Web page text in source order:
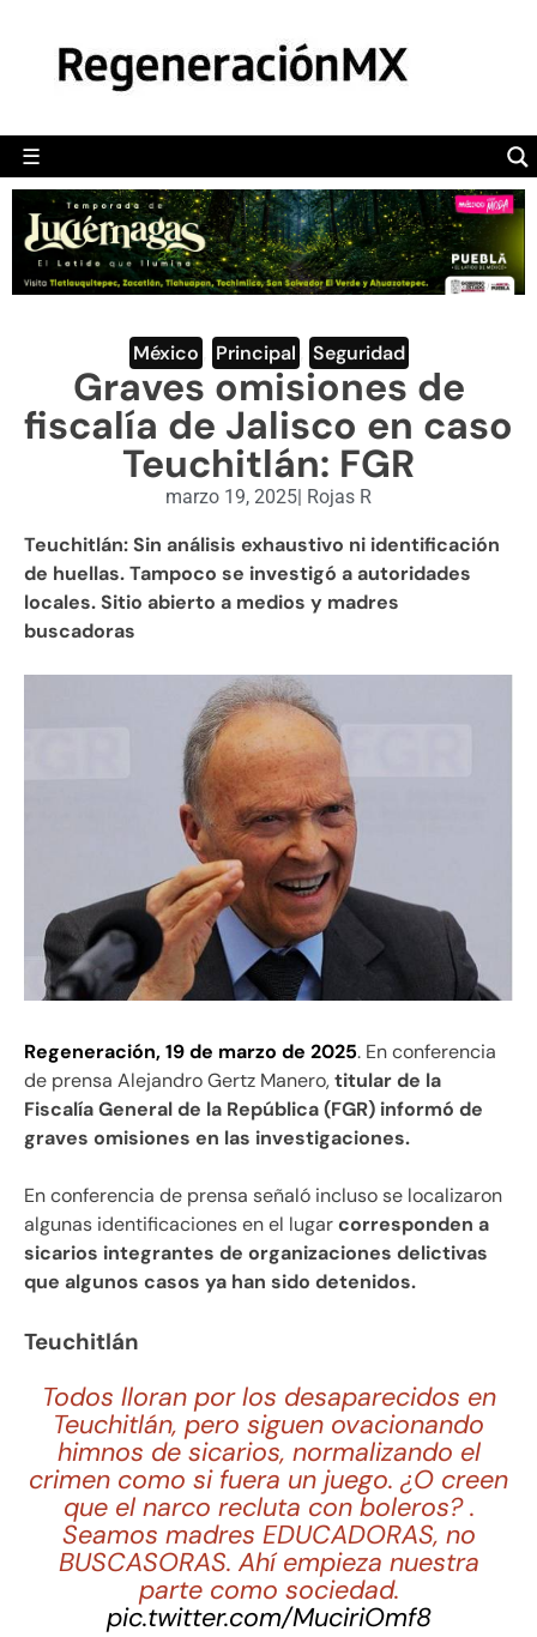
☰
POLÍTICA
CAMALEÓN
OPINIÓN
DEPORTES
ENGLISH SECTION
VIDEOS
México Principal Seguridad
Graves omisiones de
fiscalía de Jalisco en caso
Teuchitlán: FGR
marzo 19, 2025| Rojas R
Teuchitlán: Sin análisis exhaustivo ni identificación
de huellas. Tampoco se investigó a autoridades
locales. Sitio abierto a medios y madres
buscadoras
Regeneración, 19 de marzo de 2025. En conferencia
de prensa Alejandro Gertz Manero,titular de la
Fiscalía General de la República (FGR) informó de
graves omisiones en las investigaciones.
En conferencia de prensa señaló incluso se localizaron
algunas identificaciones en el lugarcorresponden a
sicarios integrantes de organizaciones delictivas
que algunos casos ya han sido detenidos.
Teuchitlán
Todos lloran por los desaparecidos en
Teuchitlán, pero siguen ovacionando
himnos de sicarios, normalizando el
crimen como si fuera un juego. ¿O creen
que el narco recluta con boleros? .
Seamos madres EDUCADORAS, no
BUSCASORAS. Ahí empieza nuestra
parte como sociedad.
pic.twitter.com/MuciriOmf8